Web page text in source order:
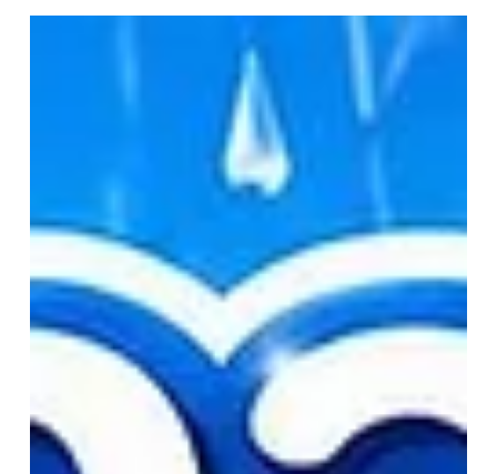
Hock Tiger
29 มิ.ย.
ยาว 1 นาที
ฤกษ์ออกรถยนต์ เดือนกรกฎาคม 2569
ฤกษ์ดีมาแล้ว ใครเล็งรถใหม่ เดือนนี้ห้ามพลาด! เดือนกรกฎาคม 2569
มีวันมงคลให้เลือกหลายวัน จะรับรถ จะออกรถใหม่ จะเปลี่ยนคันเก่า
เป็นคันใหม่ ก็จัดให้ตรงวันดีไว้ก่อน สบายใจ ขับขี่เฮงๆ เงินไหล งาน
เข้า ลูกค้าเข้า เดินทางปลอดภัย